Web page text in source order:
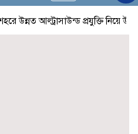
navigation
উন্নত আল্ট্রাসাউন্ড প্রযুক্তি নিয়ে